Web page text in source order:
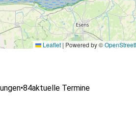
Leaflet | Powered by ©
•84aktuelle Termine